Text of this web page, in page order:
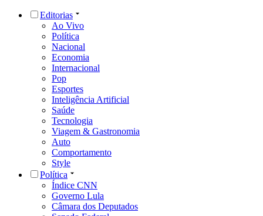
Editorias
Ao Vivo
Política
Nacional
Economia
Internacional
Pop
Esportes
Inteligência Artificial
Saúde
Tecnologia
Viagem & Gastronomia
Auto
Comportamento
Style
Política
Índice CNN
Governo Lula
Câmara dos Deputados